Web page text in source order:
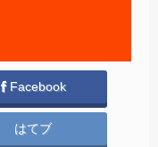
Facebook
はてブ